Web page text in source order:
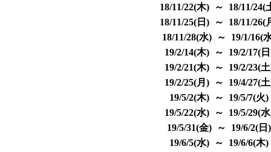
18/11/22(木) ～ 18/11/
18/11/25(日) ～ 18/11/
18/11/28(水) ～ 19/1/16(
19/2/14(木) ～ 19/2/17(
19/2/21(木) ～ 19/2/23(
19/2/25(月) ～ 19/4/27(
19/5/2(木) ～ 19/5/7(
19/5/22(水) ～ 19/5/29(
19/5/31(金) ～ 19/6/2(
19/6/5(水) ～ 19/6/6(